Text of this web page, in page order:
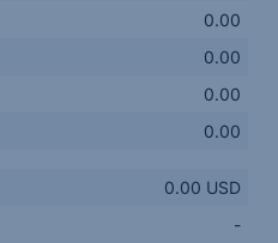
0.00
0.00
0.00
0.00
0.00 USD
-